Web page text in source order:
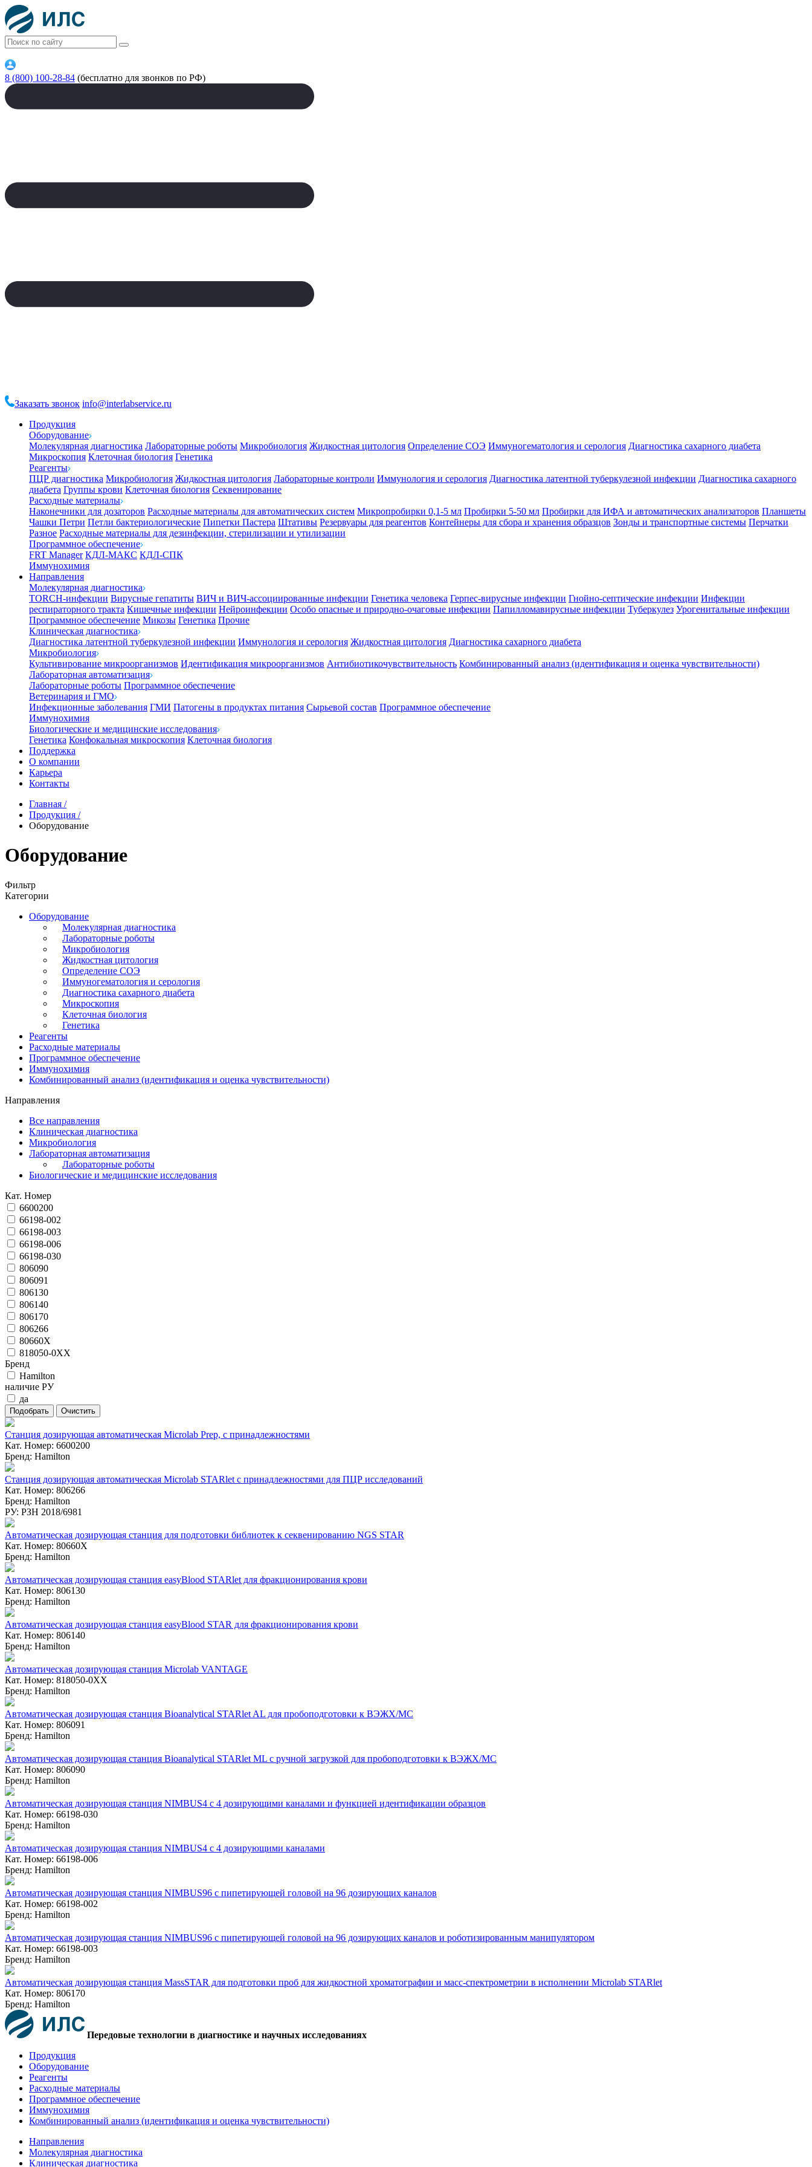
8 (800) 100-28-84 (бесплатно для звонков по РФ)
Заказать звонок info@interlabservice.ru
Продукция
Оборудование
Молекулярная диагностика Лабораторные роботы Микробиология Жидкостная цитология Определение СОЭ Иммуногематология и серология Диагностика сахарного диабета
Микроскопия Клеточная биология Генетика
Реагенты
ПЦР диагностика Микробиология Жидкостная цитология Лабораторные контроли Иммунология и серология Диагностика латентной туберкулезной инфекции Диагностика сахарного
диабета Группы крови Клеточная биология Секвенирование
Расходные материалы
Наконечники для дозаторов Расходные материалы для автоматических систем Микропробирки 0,1-5 мл Пробирки 5-50 мл Пробирки для ИФА и автоматических анализаторов Планшеты
Чашки Петри Петли бактериологические Пипетки Пастера Штативы Резервуары для реагентов Контейнеры для сбора и хранения образцов Зонды и транспортные системы Перчатки
Разное Расходные материалы для дезинфекции, стерилизации и утилизации
Программное обеспечение
FRT Manager КДЛ-МАКС КДЛ-СПК
Иммунохимия
Направления
Молекулярная диагностика
TORCH-инфекции Вирусные гепатиты ВИЧ и ВИЧ-ассоциированные инфекции Генетика человека Герпес-вирусные инфекции Гнойно-септические инфекции Инфекции
респираторного тракта Кишечные инфекции Нейроинфекции Особо опасные и природно-очаговые инфекции Папилломавирусные инфекции Туберкулез Урогенитальные инфекции
Программное обеспечение Микозы Генетика Прочие
Клиническая диагностика
Диагностика латентной туберкулезной инфекции Иммунология и серология Жидкостная цитология Диагностика сахарного диабета
Микробиология
Культивирование микроорганизмов Идентификация микроорганизмов Антибиотикочувствительность Комбинированный анализ (идентификация и оценка чувствительности)
Лабораторная автоматизация
Лабораторные роботы Программное обеспечение
Ветеринария и ГМО
Инфекционные заболевания ГМИ Патогены в продуктах питания Сырьевой состав Программное обеспечение
Иммунохимия
Биологические и медицинские исследования
Генетика Конфокальная микроскопия Клеточная биология
Поддержка
О компании
Карьера
Контакты
Главная /
Продукция /
Оборудование
Оборудование
Фильтр
Категории
Оборудование
Молекулярная диагностика
Лабораторные роботы
Микробиология
Жидкостная цитология
Определение СОЭ
Иммуногематология и серология
Диагностика сахарного диабета
Микроскопия
Клеточная биология
Генетика
Реагенты
Расходные материалы
Программное обеспечение
Иммунохимия
Комбинированный анализ (идентификация и оценка чувствительности)
Направления
Все направления
Клиническая диагностика
Микробиология
Лабораторная автоматизация
Лабораторные роботы
Биологические и медицинские исследования
Кат. Номер
6600200
66198-002
66198-003
66198-006
66198-030
806090
806091
806130
806140
806170
806266
80660X
818050-0ХХ
Бренд
Hamilton
наличие РУ
да
Станция дозирующая автоматическая Microlab Prep, с принадлежностями
Кат. Номер: 6600200
Бренд: Hamilton
Станция дозирующая автоматическая Microlab STARlet с принадлежностями для ПЦР исследований
Кат. Номер: 806266
Бренд: Hamilton
РУ: РЗН 2018/6981
Автоматическая дозирующая станция для подготовки библиотек к секвенированию NGS STAR
Кат. Номер: 80660X
Бренд: Hamilton
Автоматическая дозирующая станция easyBlood STARlet для фракционирования крови
Кат. Номер: 806130
Бренд: Hamilton
Автоматическая дозирующая станция easyBlood STAR для фракционирования крови
Кат. Номер: 806140
Бренд: Hamilton
Автоматическая дозирующая станция Microlab VANTAGE
Кат. Номер: 818050-0ХХ
Бренд: Hamilton
Автоматическая дозирующая станция Bioanalytical STARlet AL для пробоподготовки к ВЭЖХ/МС
Кат. Номер: 806091
Бренд: Hamilton
Автоматическая дозирующая станция Bioanalytical STARlet ML с ручной загрузкой для пробоподготовки к ВЭЖХ/МС
Кат. Номер: 806090
Бренд: Hamilton
Автоматическая дозирующая станция NIMBUS4 с 4 дозирующими каналами и функцией идентификации образцов
Кат. Номер: 66198-030
Бренд: Hamilton
Автоматическая дозирующая станция NIMBUS4 с 4 дозирующими каналами
Кат. Номер: 66198-006
Бренд: Hamilton
Автоматическая дозирующая станция NIMBUS96 с пипетирующей головой на 96 дозирующих каналов
Кат. Номер: 66198-002
Бренд: Hamilton
Автоматическая дозирующая станция NIMBUS96 с пипетирующей головой на 96 дозирующих каналов и роботизированным манипулятором
Кат. Номер: 66198-003
Бренд: Hamilton
Автоматическая дозирующая станция MassSTAR для подготовки проб для жидкостной хроматографии и масс-спектрометрии в исполнении Microlab STARlet
Кат. Номер: 806170
Бренд: Hamilton
Передовые технологии в диагностике и научных исследованиях
Продукция
Оборудование
Реагенты
Расходные материалы
Программное обеспечение
Иммунохимия
Комбинированный анализ (идентификация и оценка чувствительности)
Направления
Молекулярная диагностика
Клиническая диагностика